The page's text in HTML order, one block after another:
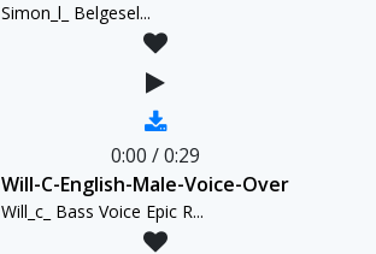
Simon_l_ Belgesel...
0:00 /0:29
Will-C-English-Male-Voice-Over
Will_c_ Bass Voice Epic R...